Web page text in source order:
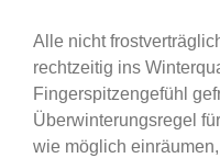
Alle nicht
rechtzeitig ins
Fingerspitzengefühl
Überwinterungsregel
wie möglich